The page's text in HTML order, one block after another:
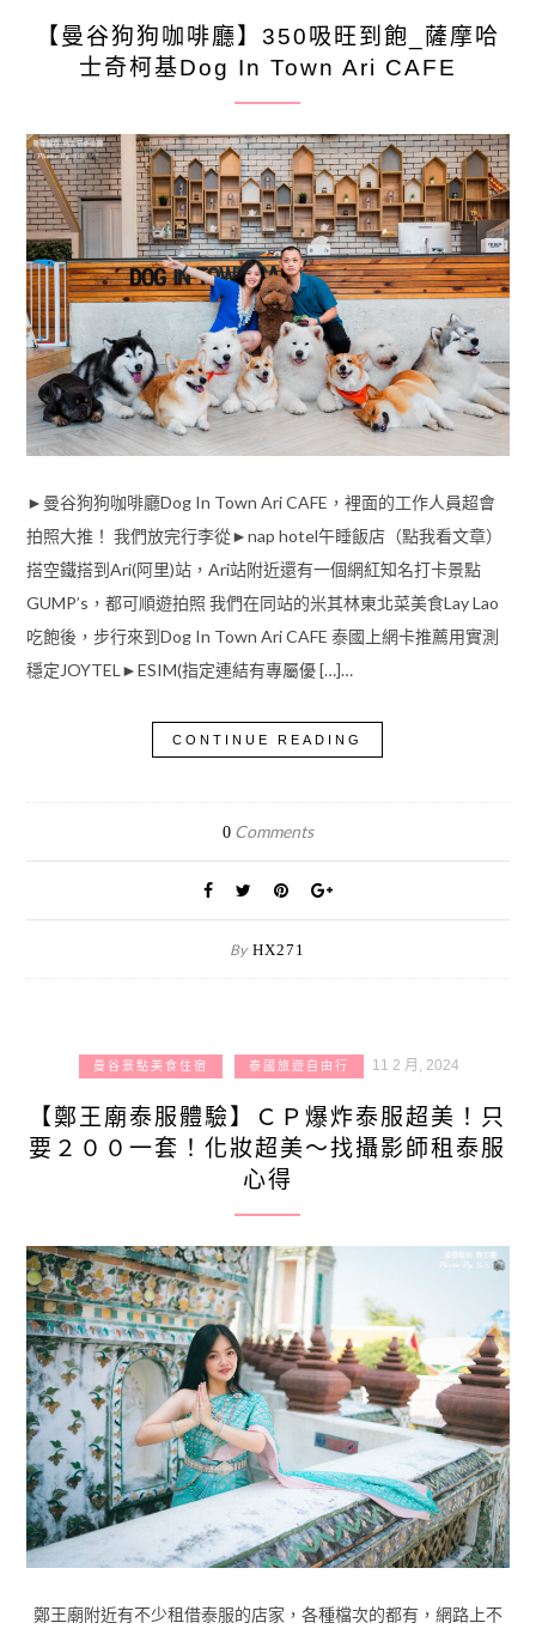
【曼谷狗狗咖啡廳】350吸旺到飽_薩摩哈
士奇柯基Dog In Town Ari CAFE
►曼谷狗狗咖啡廳Dog In Town Ari CAFE，裡面的工作人員超會
拍照大推！ 我們放完行李從►nap hotel午睡飯店（點我看文章）
搭空鐵搭到Ari(阿里)站，Ari站附近還有一個網紅知名打卡景點
GUMP’s，都可順遊拍照 我們在同站的米其林東北菜美食Lay Lao
吃飽後，步行來到Dog In Town Ari CAFE 泰國上網卡推薦用實測
穩定JOYTEL►ESIM(指定連結有專屬優 […]…
CONTINUE READING
0Comments
By HX271
曼谷景點美食住宿 泰國旅遊自由行 11 2 月, 2024
【鄭王廟泰服體驗】ＣＰ爆炸泰服超美！只
要２００一套！化妝超美～找攝影師租泰服
心得
鄭王廟附近有不少租借泰服的店家，各種檔次的都有，網路上不